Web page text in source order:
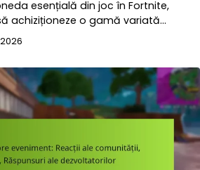
esențială din joc în Fortnite,
achiziționeze o gamă variată…